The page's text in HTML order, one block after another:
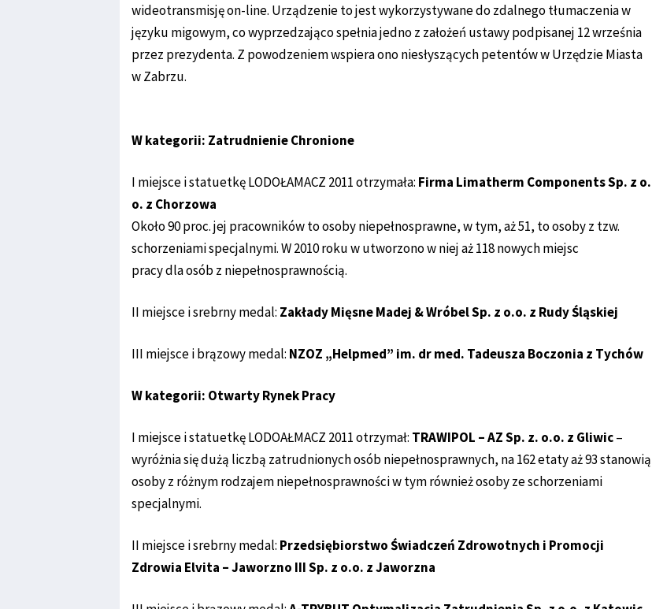
wideotransmisję on-line. Urządzenie to jest wykorzystywane do zdalnego tłumaczenia w
języku migowym, co wyprzedzająco spełnia jedno z założeń ustawy podpisanej 12 września
przez prezydenta. Z powodzeniem wspiera ono niesłyszących petentów w Urzędzie Miasta
w Zabrzu.
W kategorii: Zatrudnienie Chronione
I miejsce i statuetkę LODOŁAMACZ 2011 otrzymała: Firma Limatherm Components Sp. z o.
o. z Chorzowa
Około 90 proc. jej pracowników to osoby niepełnosprawne, w tym, aż 51, to osoby z tzw.
schorzeniami specjalnymi. W 2010 roku w utworzono w niej aż 118 nowych miejsc
pracy dla osób z niepełnosprawnością.
II miejsce i srebrny medal: Zakłady Mięsne Madej & Wróbel Sp. z o.o. z Rudy Śląskiej
III miejsce i brązowy medal: NZOZ „Helpmed” im. dr med. Tadeusza Boczonia z Tychów
W kategorii: Otwarty Rynek Pracy
I miejsce i statuetkę LODOAŁMACZ 2011 otrzymał: TRAWIPOL – AZ Sp. z. o.o. z Gliwic–
wyróżnia się dużą liczbą zatrudnionych osób niepełnosprawnych, na 162 etaty aż 93 stanowią
osoby z różnym rodzajem niepełnosprawności w tym również osoby ze schorzeniami
specjalnymi.
II miejsce i srebrny medal: Przedsiębiorstwo Świadczeń Zdrowotnych i Promocji
Zdrowia Elvita – Jaworzno III Sp. z o.o. z Jaworzna